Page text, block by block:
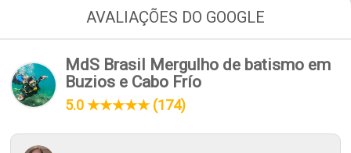
AVALIAÇÕES DO GOOGLE
MdS Brasil Mergulho de batismo em
Buzios e Cabo Frío
5.0 ★★★★★ (174)